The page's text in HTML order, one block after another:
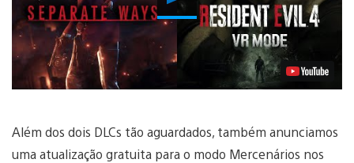
Vídeo
Além dos dois DLCs tão aguardados, também anunciamos
uma atualização gratuita para o modo Mercenários nos